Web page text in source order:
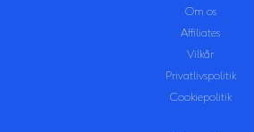
Om os
Affiliates
Vilkår
Privatlivspolitik
Cookiepolitik